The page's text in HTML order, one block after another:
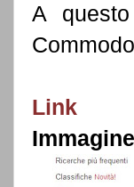
A
Link
Immagine